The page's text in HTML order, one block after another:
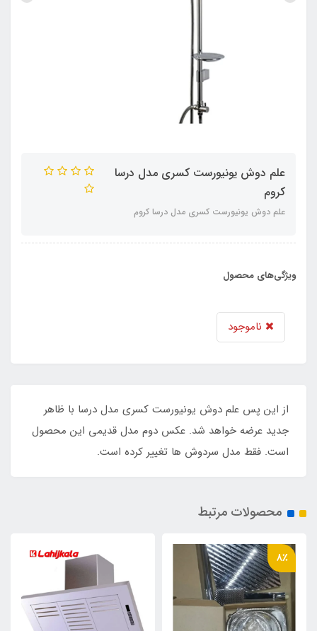
علم دوش یونیورست کسری مدل درسا
کروم
علم دوش یونیورست کسری مدل درسا کروم
ویژگی‌های محصول
ناموجود
از این پس علم دوش یونیورست کسری مدل درسا با ظاهر
جدید عرضه خواهد شد. عکس دوم مدل قدیمی این محصول
است. فقط مدل سردوش ها تغییر کرده است.
محصولات مرتبط
8٪